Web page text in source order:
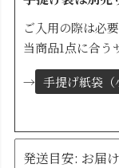
ご入用の際は必
当商品1点に合う
→ 手提げ紙袋（
発送目安: お届